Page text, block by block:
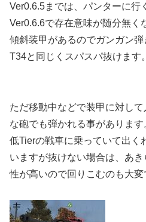
Ver0.6.5までは、パンターに行
Ver0.6.6で存在意味が随分無く
傾斜装甲があるのでガンガン
T34と同じくスパスパ抜けます。
ただ移動中などで装甲に対し
な砲でも弾かれる事があります
低Tierの戦車に乗っていて出く
いますが抜けない場合は、あ
性が高いので回りこむのも大変